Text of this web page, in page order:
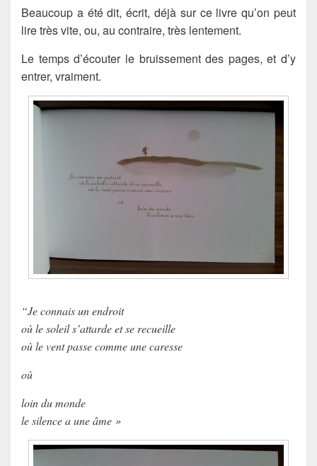
Beaucoup a été dit, écrit, déjà sur ce livre qu’on peut
lire très vite, ou, au contraire, très lentement.
Le temps d’écouter le bruissement des pages, et d’y
entrer, vraiment.
“Je connais un endroit
où le soleil s’attarde et se recueille
où le vent passe comme une caresse
où
loin du monde
le silence a une âme »